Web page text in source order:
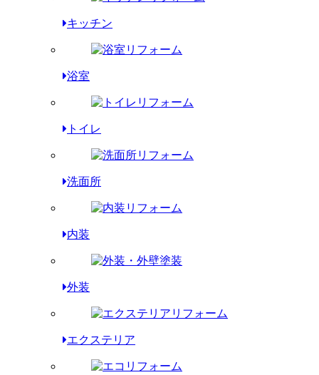
キッチン
浴室
トイレ
洗面所
内装
外装
エクステリア